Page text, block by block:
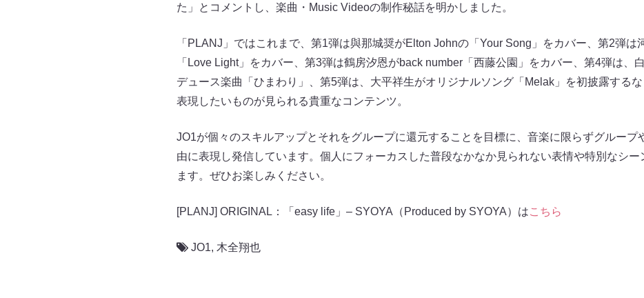
た」とコメントし、楽曲・Music Videoの制作秘話を明かしました。
「PLANJ」ではこれまで、第1弾は與那城奨がElton Johnの「Your Song」をカバー、第2弾は
「Love Light」をカバー、第3弾は鶴房汐恩がback number「⻄藤公園」をカバー、第4弾は、
デュース楽曲「ひまわり」、第5弾は、⼤平祥⽣がオリジナルソング「Melak」を初披露する
表現したいものが⾒られる貴重なコンテンツ。
JO1が個々のスキルアップとそれをグループに還元することを⽬標に、⾳楽に限らずグループ
由に表現し発信しています。個⼈にフォーカスした普段なかなか⾒られない表情や特別なシー
ます。ぜひお楽しみください。
[PLANJ] ORIGINAL：「easy life」– SYOYA（Produced by SYOYA）はこちら
JO1, 木全翔也